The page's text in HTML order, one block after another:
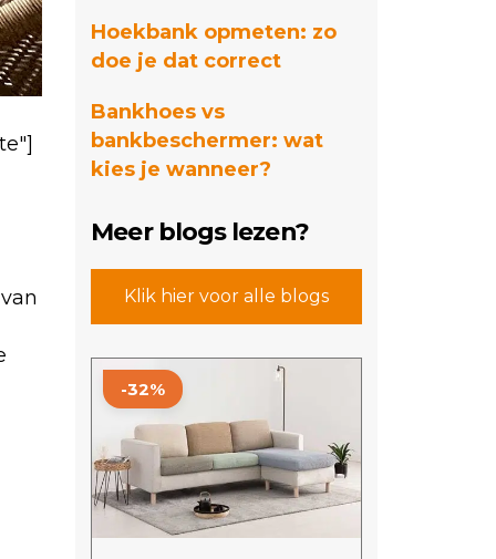
Hoekbank opmeten: zo
doe je dat correct
Bankhoes vs
bankbeschermer: wat
kies je wanneer?
Meer blogs lezen?
Klik hier voor alle blogs
-32%
Dit
product
heeft
meerdere
variaties.
Deze
optie